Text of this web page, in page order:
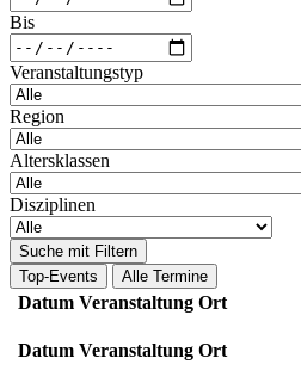
Bis
Veranstaltungstyp
Region
Altersklassen
Disziplinen
Suche mit Filtern
Top-Events
Alle Termine
Datum Veranstaltung Ort
Datum Veranstaltung Ort